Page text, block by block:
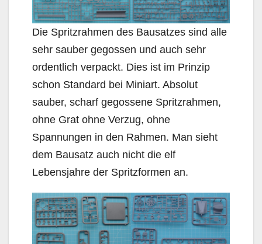
Die Spritzrahmen des Bausatzes sind alle
sehr sauber gegossen und auch sehr
ordentlich verpackt. Dies ist im Prinzip
schon Standard bei Miniart. Absolut
sauber, scharf gegossene Spritzrahmen,
ohne Grat ohne Verzug, ohne
Spannungen in den Rahmen. Man sieht
dem Bausatz auch nicht die elf
Lebensjahre der Spritzformen an.